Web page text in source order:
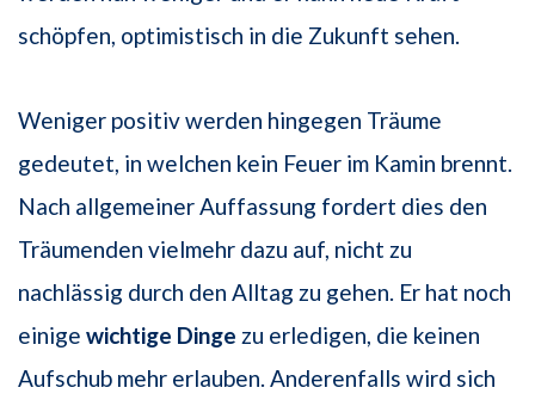
schöpfen, optimistisch in die Zukunft sehen.
Weniger positiv werden hingegen Träume
gedeutet, in welchen kein Feuer im Kamin brennt.
Nach allgemeiner Auffassung fordert dies den
Träumenden vielmehr dazu auf, nicht zu
nachlässig durch den Alltag zu gehen. Er hat noch
einige wichtige Dinge zu erledigen, die keinen
Aufschub mehr erlauben. Anderenfalls wird sich